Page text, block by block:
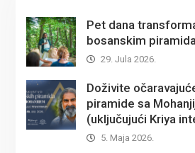
Pet dana
bosanskim
29. Jula 2026.
Doživite
piramide sa
(uključujući Kriya
5. Maja 2026.